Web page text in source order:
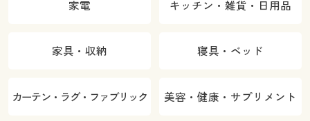
家電 キッチン・雑貨・日用品
家具・収納 寝具・ベッド
カーテン・ラグ・ファブリック 美容・健康・サプリメント